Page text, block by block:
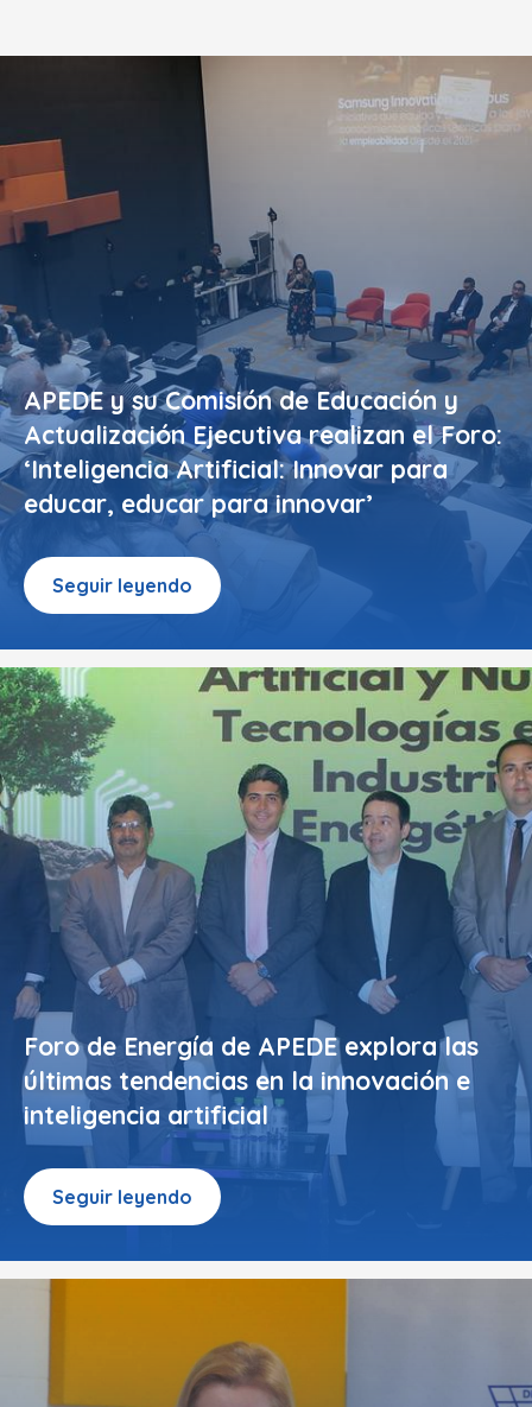
APEDE y su Comisión de Educación y
Actualización Ejecutiva realizan el Foro:
‘Inteligencia Artificial: Innovar para
educar, educar para innovar’
Seguir leyendo
Foro de Energía de APEDE explora las
últimas tendencias en la innovación e
inteligencia artificial
Seguir leyendo